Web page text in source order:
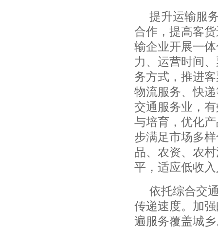
提升运输服
合作，提高客
输企业开展一
力、运营时间
务方式，推进
物流服务、快
交通服务业，
与培育，优化
步满足市场多
品、农资、农
平，适应低收
依托综合交
传递速度。加
遍服务覆盖城